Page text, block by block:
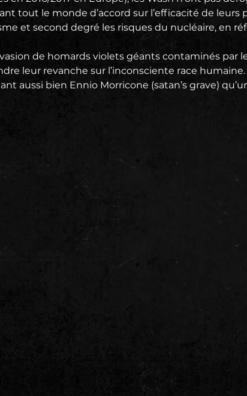
tout le monde d’accord sur l’efficacité de leurs
et second degré les risques du nucléaire, en
de homards violets géants contaminés par
leur revanche sur l’inconsciente race humaine.
aussi bien Ennio Morricone (satan’s grave)